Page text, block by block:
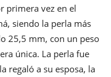
primera vez en el
siendo la perla más
25,5 mm, con un peso
única. La perla fue
regaló a su esposa, la